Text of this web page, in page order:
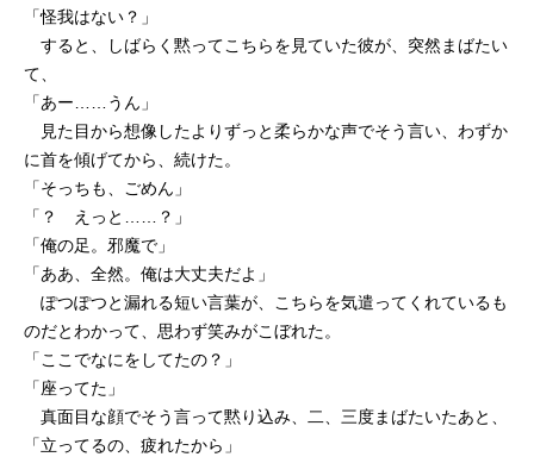
「怪我はない？」
すると、しばらく黙ってこちらを見ていた彼が、突然まばたい
て、
「あー……うん」
見た目から想像したよりずっと柔らかな声でそう言い、わずか
に首を傾げてから、続けた。
「そっちも、ごめん」
「？ えっと……？」
「俺の足。邪魔で」
「ああ、全然。俺は大丈夫だよ」
ぽつぽつと漏れる短い言葉が、こちらを気遣ってくれているも
のだとわかって、思わず笑みがこぼれた。
「ここでなにをしてたの？」
「座ってた」
真面目な顔でそう言って黙り込み、二、三度まばたいたあと、
「立ってるの、疲れたから」